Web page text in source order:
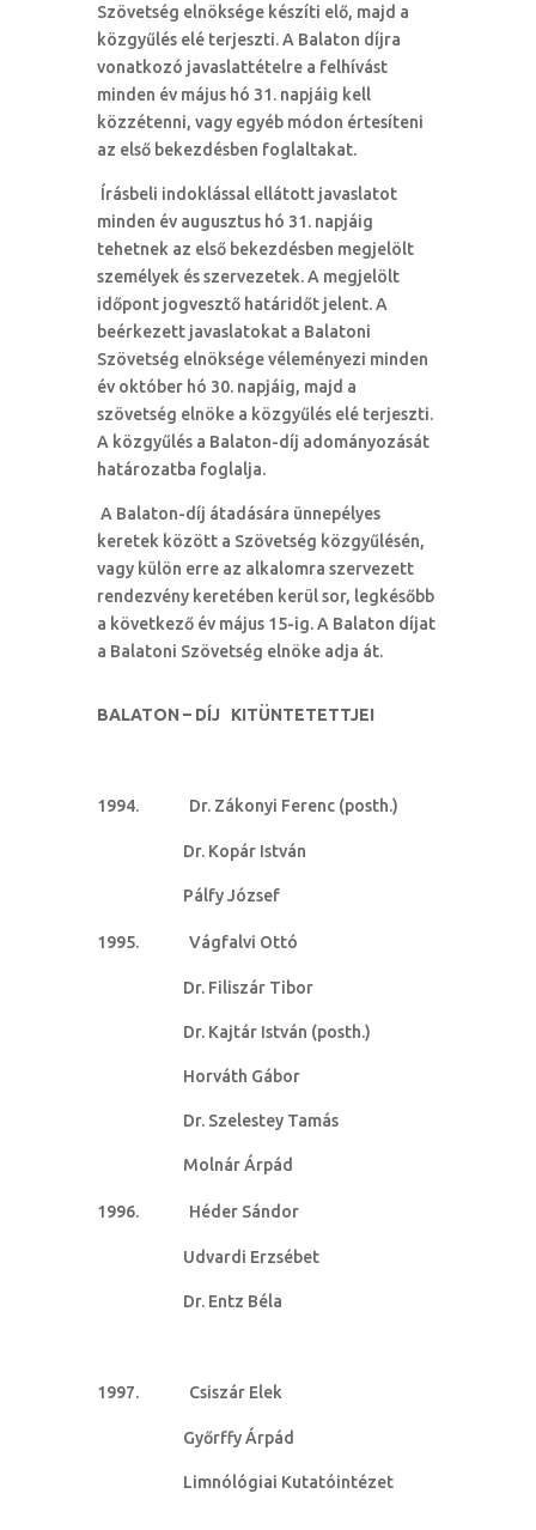
Szövetség elnöksége készíti elő, majd a
közgyűlés elé terjeszti. A Balaton díjra
vonatkozó javaslattételre a felhívást
minden év május hó 31. napjáig kell
közzétenni, vagy egyéb módon értesíteni
az első bekezdésben foglaltakat.
Írásbeli indoklással ellátott javaslatot
minden év augusztus hó 31. napjáig
tehetnek az első bekezdésben megjelölt
személyek és szervezetek. A megjelölt
időpont jogvesztő határidőt jelent. A
beérkezett javaslatokat a Balatoni
Szövetség elnöksége véleményezi minden
év október hó 30. napjáig, majd a
szövetség elnöke a közgyűlés elé terjeszti.
A közgyűlés a Balaton-díj adományozását
határozatba foglalja.
A Balaton-díj átadására ünnepélyes
keretek között a Szövetség közgyűlésén,
vagy külön erre az alkalomra szervezett
rendezvény keretében kerül sor, legkésőbb
a következő év május 15-ig. A Balaton díjat
a Balatoni Szövetség elnöke adja át.
BALATON – DÍJ KITÜNTETETTJEI
Dr. Zákonyi Ferenc (posth.)
Dr. Kopár István
Pálfy József
Vágfalvi Ottó
Dr. Filiszár Tibor
Dr. Kajtár István (posth.)
Horváth Gábor
Dr. Szelestey Tamás
Molnár Árpád
Héder Sándor
Udvardi Erzsébet
Dr. Entz Béla
Csiszár Elek
Győrffy Árpád
Limnólógiai Kutatóintézet